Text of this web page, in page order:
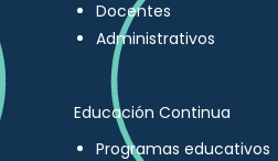
Docentes
Administrativos
Educación Continua
Programas educativos